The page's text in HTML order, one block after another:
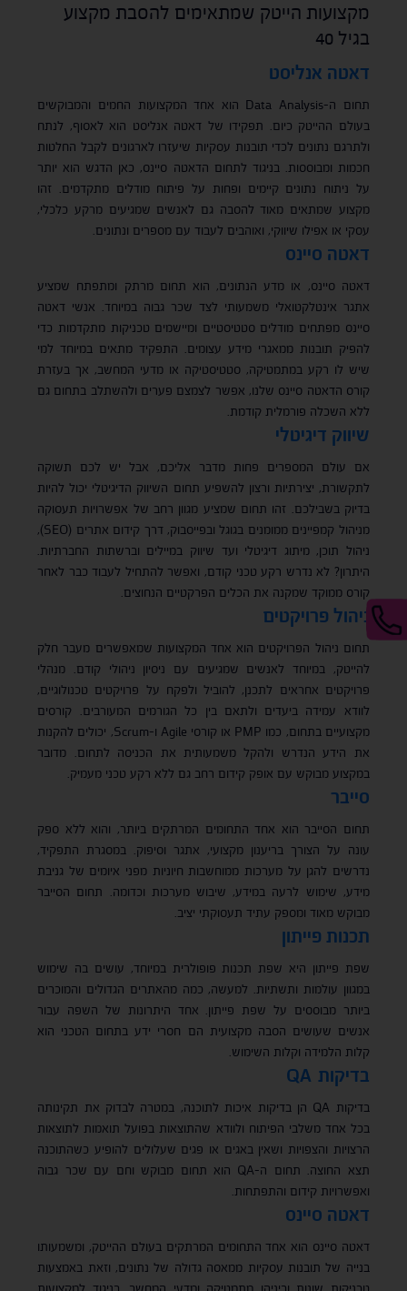
מקצועות הייטק שמתאימים להסבת מקצוע
בגיל 40
דאטה אנליסט
תחום ה-Data Analysis הוא אחד המקצועות החמים והמבוקשים
בעולם ההייטק כיום. תפקידו של דאטה אנליסט הוא לאסוף, לנתח
ולתרגם נתונים לכדי תובנות עסקיות שיעזרו לארגונים לקבל החלטות
חכמות ומבוססות. בניגוד לתחום הדאטה סיינס, כאן הדגש הוא יותר
על ניתוח נתונים קיימים ופחות על פיתוח מודלים מתקדמים. זהו
מקצוע שמתאים מאוד להסבה גם לאנשים שמגיעים מרקע כלכלי,
עסקי או אפילו שיווקי, ואוהבים לעבוד עם מספרים ונתונים.
דאטה סיינס
דאטה סיינס, או מדע הנתונים, הוא תחום מרתק ומתפתח שמציע
אתגר אינטלקטואלי משמעותי לצד שכר גבוה במיוחד. אנשי דאטה
סיינס מפתחים מודלים סטטיסטיים ומיישמים טכניקות מתקדמות כדי
להפיק תובנות ממאגרי מידע עצומים. התפקיד מתאים במיוחד למי
שיש לו רקע במתמטיקה, סטטיסטיקה או מדעי המחשב, אך בעזרת
קורס הדאטה סיינס שלנו, אפשר לצמצם פערים ולהשתלב בתחום גם
ללא השכלה פורמלית קודמת.
שיווק דיגיטלי
אם עולם המספרים פחות מדבר אליכם, אבל יש לכם תשוקה
לתקשורת, יצירתיות ורצון להשפיע תחום השיווק הדיגיטלי יכול להיות
בדיוק בשבילכם. זהו תחום שמציע מגוון רחב של אפשרויות תעסוקה
מניהול קמפיינים ממומנים בגוגל ובפייסבוק, דרך קידום אתרים (SEO),
ניהול תוכן, מיתוג דיגיטלי ועד שיווק במיילים וברשתות החברתיות.
היתרון? לא נדרש רקע טכני קודם, ואפשר להתחיל לעבוד כבר לאחר
קורס ממוקד שמקנה את הכלים הפרקטיים הנחוצים.
ניהול פרויקטים
תחום ניהול הפרויקטים הוא אחד המקצועות שמאפשרים מעבר חלק
להייטק, במיוחד לאנשים שמגיעים עם ניסיון ניהולי קודם. מנהלי
פרויקטים אחראים לתכנן, להוביל ולפקח על פרויקטים טכנולוגיים,
לוודא עמידה ביעדים ולתאם בין כל הגורמים המעורבים. קורסים
מקצועיים בתחום, כמו PMP או קורסי Agile ו-Scrum, יכולים להקנות
את הידע הנדרש ולהקל משמעותית את הכניסה לתחום. מדובר
במקצוע מבוקש עם אופק קידום רחב גם ללא רקע טכני מעמיק.
סייבר
תחום הסייבר הוא אחד התחומים המרתקים ביותר, והוא ללא ספק
עונה על הצורך בריענון מקצועי, אתגר וסיפוק. במסגרת התפקיד,
נדרשים להגן על מערכות ממוחשבות חיוניות מפני איומים של גניבת
מידע, שימוש לרעה במידע, שיבוש מערכות וכדומה. תחום הסייבר
מבוקש מאוד ומספק עתיד תעסוקתי יציב.
תכנות פייתון
שפת פייתון היא שפת תכנות פופולרית במיוחד, עושים בה שימוש
במגוון עולמות ותשתיות. למעשה, כמה מהאתרים הגדולים והמוכרים
ביותר מבוססים על שפת פייתון. אחד היתרונות של השפה עבור
אנשים שעושים הסבה מקצועית הם חסרי ידע בתחום הטכני הוא
קלות הלמידה וקלות השימוש.
בדיקות QA
בדיקות QA הן בדיקות איכות לתוכנה, במטרה לבדוק את תקינותה
בכל אחד משלבי הפיתוח ולוודא שהתוצאות בפועל תואמות לתוצאות
הרצויות והצפויות ושאין באגים או פגים שעלולים להופיע כשהתוכנה
תצא החוצה. תחום ה-QA הוא תחום מבוקש וחם עם שכר גבוה
ואפשרויות קידום והתפתחות.
דאטה סיינס
דאטה סיינס הוא אחד התחומים המרתקים בעולם ההייטק, ומשמעותו
בנייה של תובנות עסקיות ממאסה גדולה של נתונים, וזאת באמצעות